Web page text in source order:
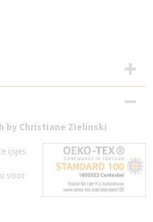
by Christiane Zielinski
ijsjes
voor